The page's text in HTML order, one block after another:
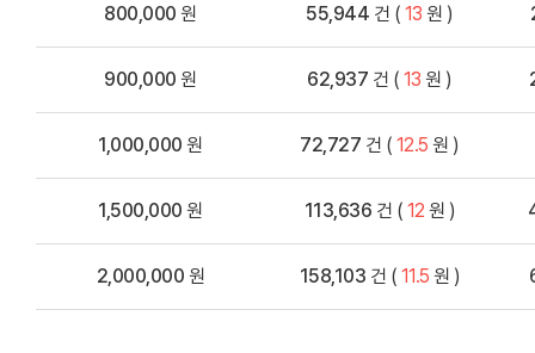
800,000 원 55,944 건 ( 13 원 )
900,000 원 62,937 건 ( 13 원 )
1,000,000 원 72,727 건 ( 12.5 원 )
1,500,000 원 113,636 건 ( 12 원 )
2,000,000 원 158,103 건 ( 11.5 원 )